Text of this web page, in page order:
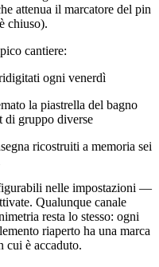
attenua il marcatore del pin
chiuso).
cantiere:
ogni venerdì
la piastrella del bagno
di gruppo diverse
ricostruiti a memoria sei
nelle impostazioni —
Qualunque canale
resta lo stesso: ogni
riaperto ha una marca
cui è accaduto.